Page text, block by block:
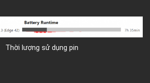
Thời lượng sử dụng pin